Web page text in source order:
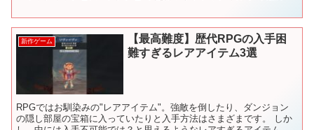
新作ゲーム
【最高難度】歴代RPGの入手困
難すぎるレアアイテム3選
RPGではお馴染みの"レアアイテム"。強敵を倒したり、ダンジョン
の隠し部屋の宝箱に入っていたりと入手方法はさまざまです。 しか